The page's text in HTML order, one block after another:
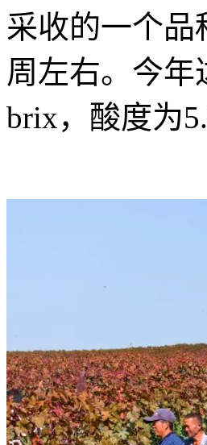
采收的一个品
周左右。今年
brix，酸度为